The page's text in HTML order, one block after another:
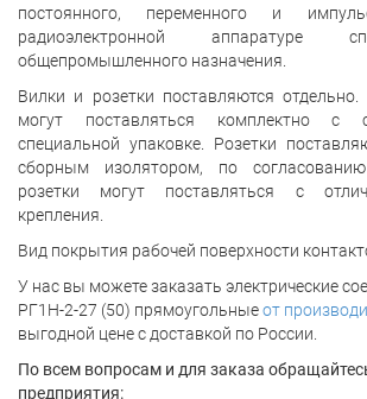
постоянного, переменного и
радиоэлектронной аппаратуре
общепромышленного назначения.
Вилки и розетки поставляются отдельно.
могут поставляться комплектно с
специальной упаковке. Розетки
сборным изолятором, по
розетки могут поставляться с
крепления.
Вид покрытия рабочей поверхности
У нас вы можете заказать электрические
РГ1Н-2-27 (50) прямоугольныеот
выгодной цене с доставкой по России.
По всем вопросам и для заказа
предприятия: